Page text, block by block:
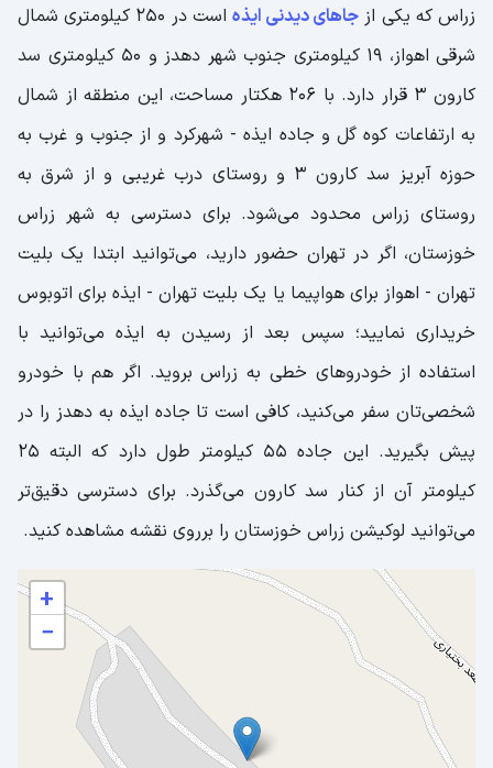
زراس خوزستان اقامتگاه؛ از هتل‌های 4 ستاره تا
سوئیت‌های مجهز
بهترین زمان سفر به دهکده زراس خوزستان؛
بهترین آب و هوا
زراس که یکی از جاهای دیدنی ایذه
است در ۲۵۰ کیلومتری شمال
شرقی اهواز، ۱۹ کیلومتری جنوب شهر دهدز و ۵۰ کیلومتری سد
کارون ۳ قرار دارد. با ۲۰۶ هکتار مساحت، این منطقه از شمال
به ارتفاعات کوه گل و جاده ایذه - شهرکرد و از جنوب و غرب به
حوزه آبریز سد کارون ۳ و روستای درب غریبی و از شرق به
روستای زراس محدود می‌شود. برای دسترسی به شهر زراس
خوزستان، اگر در تهران حضور دارید، می‌توانید ابتدا یک بلیت
تهران - اهواز برای هواپیما یا یک بلیت تهران - ایذه برای اتوبوس
خریداری نمایید؛ سپس بعد از رسیدن به ایذه می‌توانید با
استفاده از خودروهای خطی به زراس بروید. اگر هم با خودرو
شخصی‌تان سفر می‌کنید، کافی است تا جاده ایذه به دهدز را در
پیش بگیرید. این جاده ۵۵ کیلومتر طول دارد که البته ۲۵
کیلومتر آن از کنار سد کارون می‌گذرد. برای دسترسی دقیق‌تر
می‌توانید لوکیشن زراس خوزستان را برروی نقشه مشاهده کنید.
+
−